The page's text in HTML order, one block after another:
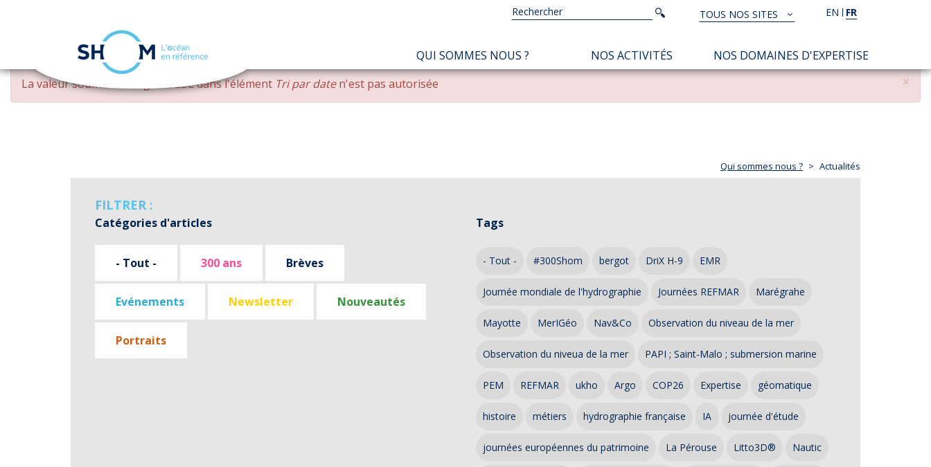
Aller
contenu
EN FR
TOUS
NOS
SITES
TOUS NOS SITES
Rechercher
Rechercher
NAVIGATION
PRINCIPALE
QUI SOMMES NOUS ? NOS ACTIVITÉS NOS DOMAINES D'EXPERTISE
×
MESSAGE
D'ERREUR
La valeur soumise changed DESCdans l'élément Tri par daten'est pas autorisée
Qui sommes nous ? Actualités
FILTRER :
Catégories d'articles
- Tout - 300 ans Brèves
Evénements Newsletter Nouveautés
Portraits
Tags
- Tout - #300Shom bergot DriX H-9 EMR
Journée mondiale de l'hydrographie Journées REFMAR Marégrahe
Mayotte MerIGéo Nav&Co Observation du niveau de la mer
Observation du niveua de la mer PAPI ; Saint-Malo ; submersion marine
PEM REFMAR ukho Argo COP26 Expertise géomatique
histoire métiers hydrographie française IA journée d'étude
journées européennes du patrimoine La Pérouse Litto3D® Nautic